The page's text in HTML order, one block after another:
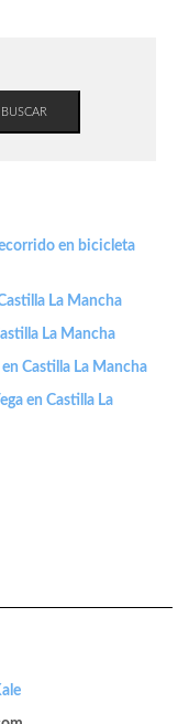
BUSCAR
en bicicleta
La Mancha
La Mancha
Castilla La Mancha
en Castilla La